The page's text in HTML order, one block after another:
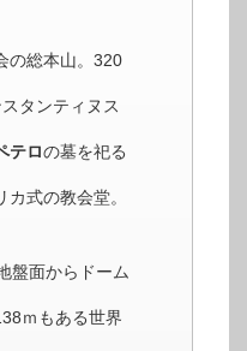
の総本山。320
タンティヌス
テロの墓を祀る
式の教会堂。
盤面からドーム
ｍもある世界